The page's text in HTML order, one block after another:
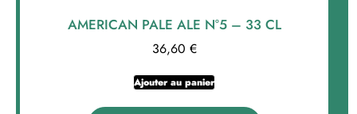
AMERICAN PALE ALE N°5 – 33 CL
36,60 €
Ajouter au panier